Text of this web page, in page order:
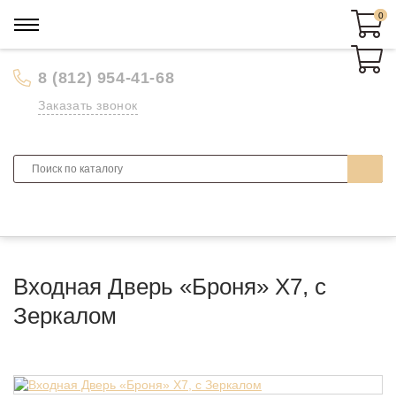
8 (812) 954-41-68
Заказать звонок
0
0
Входная Дверь «Броня» Х7, с
Зеркалом